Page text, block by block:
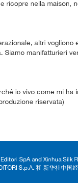
ricopre nella maison,
altri vogliono
Siamo manifatturieri
io vivo come mi ha
riservata)
SpA and Xinhua Silk
S.p.A. 和 新华社中国